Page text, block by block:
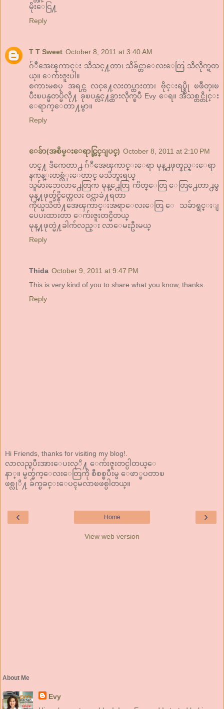
မိုးေငြ႔
Reply
T T Sweet October 8, 2011 at 3:40 AM
ဂ်ံဳအေၾကာင္း သိသင္႔တာ၊ သိခ်င္တာေလးေတြ သိလိုက္ရတ
ယ္။ ေက်းဇူးပါ။
စကားမစပ္ အရင္က လင္႔ေလးတပ္ထားတာ၊ ဗိုင္းရပ္စ္ဆို ၿဖဳတ္၊ၿ
ပီးၿပန္မတပ္မိလို႔ ခုၿပန္လင္႔ခ္ထားလိုက္ၿပီ Evy ေရ။ အသစ္တင္တိုင္း
ေရာက္ေတာ႔မွာ။
Reply
ေခ်ာ(အစိမ္းေရာင္လြင္ျပင္) October 8, 2011 at 2:10 PM
ဟင္႔ ဒီကေတာ႕ ဂ်ံဳအေၾကာင္းေရာ မုန္႕ဖုတ္နည္းေရာ
နကန္းတစ္လံုးေတာင္ မသိဘူးရယ္
သူမ်ားဘေလာ႕ေတြက မုန္႕ေတြ ကိတ္ေတြ ေတြ႕ေတာ႕မွ
မုန္႔ဖုတ္ခ်င္စိတ္ကေလး ဝင္လာခဲ႔ရတာ
ကိုယ္မသိတဲ႔အေၾကာင္းအရာေလးေတြ ေသခ်ာရွင္းျ
ပေပးထားတာ ေက်းဇူးတင္မိတယ္
မုန္႔ဖုတ္မဲ႔ခါက်လည္း လာေမႊဦးမယ္
Reply
Thida October 9, 2011 at 9:47 PM
This is very kind of you to share what you know, thanks.
Reply
Hi Friends, thanks for visiting my blog!.
လာလည္ၿပီးအားေပးလုိ႔ ေက်းဇူးတင္ပါတယ္ေ
နာ္။ မွတ္ခ်က္ေလးေတြကို စီစစ္ၿပီးမွ ေဖာ္ၿပတာၿ
ဖစ္လုိ႔ ခ်က္ၿခင္းေပၚမလာၿဖစ္ပါတယ္။
‹ ›
Home
View web version
About Me
Evy